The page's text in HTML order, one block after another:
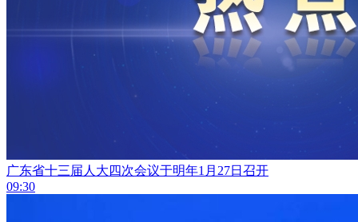
广东省十三届人大四次会议于明年1月27日召开
09:30